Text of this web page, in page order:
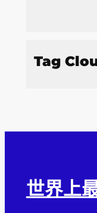
Tag
世界上